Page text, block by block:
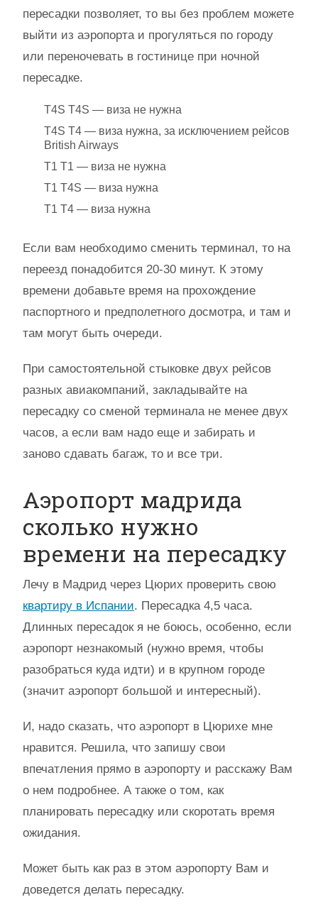
пересадки позволяет, то вы без проблем можете
выйти из аэропорта и прогуляться по городу
или переночевать в гостинице при ночной
пересадке.
T4S T4S — виза не нужна
T4S T4 — виза нужна, за исключением рейсов
British Airways
T1 T1 — виза не нужна
T1 T4S — виза нужна
T1 T4 — виза нужна
Если вам необходимо сменить терминал, то на
переезд понадобится 20-30 минут. К этому
времени добавьте время на прохождение
паспортного и предполетного досмотра, и там и
там могут быть очереди.
При самостоятельной стыковке двух рейсов
разных авиакомпаний, закладывайте на
пересадку со сменой терминала не менее двух
часов, а если вам надо еще и забирать и
заново сдавать багаж, то и все три.
Аэропорт мадрида
сколько нужно
времени на пересадку
Лечу в Мадрид через Цюрих проверить свою
квартиру в Испании. Пересадка 4,5 часа.
Длинных пересадок я не боюсь, особенно, если
аэропорт незнакомый (нужно время, чтобы
разобраться куда идти) и в крупном городе
(значит аэропорт большой и интересный).
И, надо сказать, что аэропорт в Цюрихе мне
нравится. Решила, что запишу свои
впечатления прямо в аэропорту и расскажу Вам
о нем подробнее. А также о том, как
планировать пересадку или скоротать время
ожидания.
Может быть как раз в этом аэропорту Вам и
доведется делать пересадку.